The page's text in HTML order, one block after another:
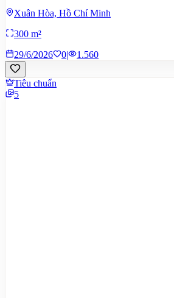
Xuân Hòa, Hồ Chí Minh
300 m²
29/6/2026
0| 1.560
Tiêu chuẩn
5